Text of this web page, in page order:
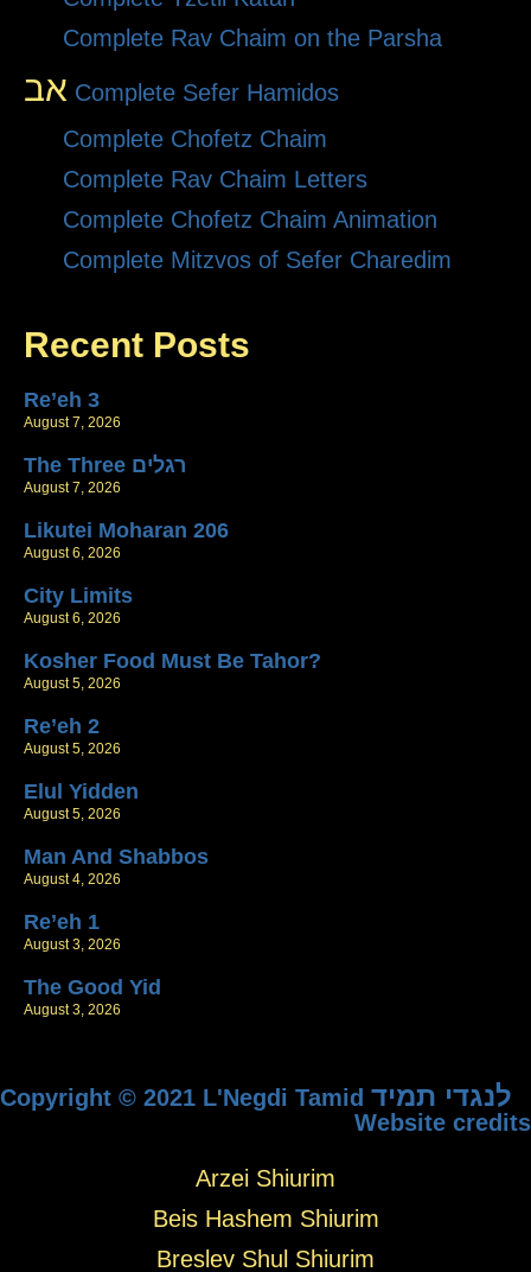
Complete Rav Chaim on the Parsha
אב Complete Sefer Hamidos
Complete Chofetz Chaim
Complete Rav Chaim Letters
Complete Chofetz Chaim Animation
Complete Mitzvos of Sefer Charedim
Recent Posts
Re’eh 3
August 7, 2026
The Three רגלים
August 7, 2026
Likutei Moharan 206
August 6, 2026
City Limits
August 6, 2026
Kosher Food Must Be Tahor?
August 5, 2026
Re’eh 2
August 5, 2026
Elul Yidden
August 5, 2026
Man And Shabbos
August 4, 2026
Re’eh 1
August 3, 2026
The Good Yid
August 3, 2026
Copyright © 2021 L'Negdi Tamid לנגדי תמיד
Website credits
Arzei Shiurim
Beis Hashem Shiurim
Breslev Shul Shiurim